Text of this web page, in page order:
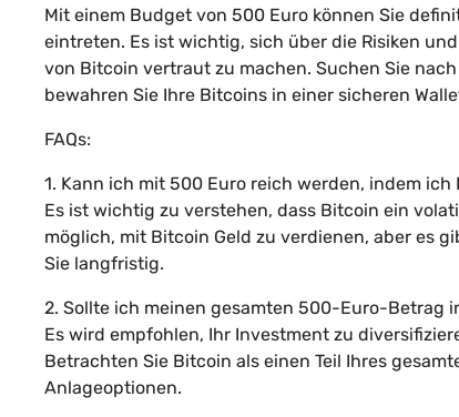
Mit einem Budget von 500 Euro können Sie
eintreten. Es ist wichtig, sich über die Risiken
von Bitcoin vertraut zu machen. Suchen Sie
bewahren Sie Ihre Bitcoins in einer sicheren
FAQs:
1. Kann ich mit 500 Euro reich werden, indem ich
Es ist wichtig zu verstehen, dass Bitcoin ein
möglich, mit Bitcoin Geld zu verdienen, aber es
Sie langfristig.
2. Sollte ich meinen gesamten 500-Euro-Betrag
Es wird empfohlen, Ihr Investment zu
Betrachten Sie Bitcoin als einen Teil Ihres
Anlageoptionen.